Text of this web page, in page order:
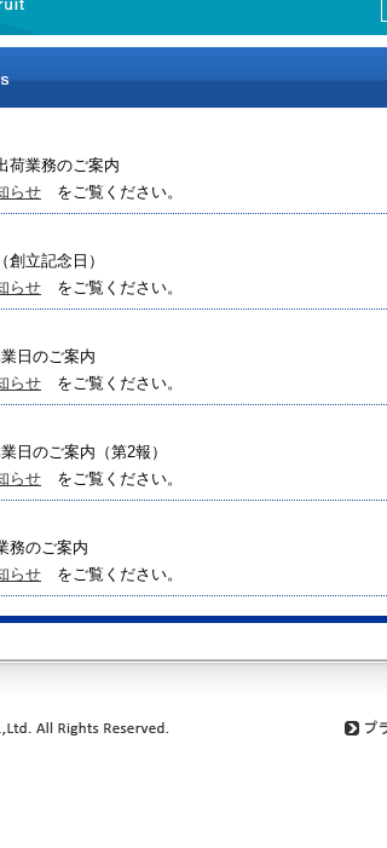
荷業務のご案内
らせ をご覧ください。
立記念日）
らせ をご覧ください。
日のご案内
らせ をご覧ください。
日のご案内（第2報）
らせ をご覧ください。
のご案内
らせ をご覧ください。